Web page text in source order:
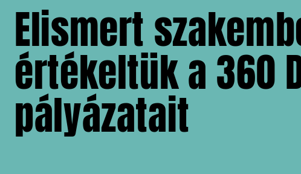
Elismert
értékeltük a 360
pályázatait